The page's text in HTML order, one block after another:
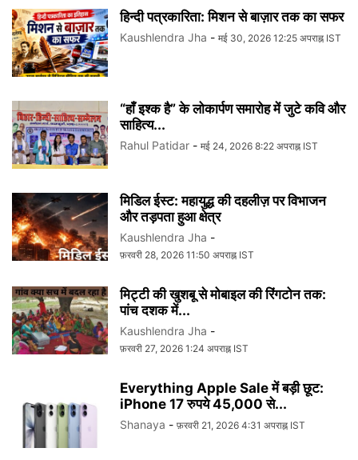
हिन्दी पत्रकारिता: मिशन से बाज़ार तक का सफर
Kaushlendra Jha - मई 30, 2026 12:25 अपराह्न IST
“हाँ इश्क है” के लोकार्पण समारोह में जुटे कवि और
साहित्य...
Rahul Patidar - मई 24, 2026 8:22 अपराह्न IST
मिडिल ईस्ट: महायुद्ध की दहलीज़ पर विभाजन
और तड़पता हुआ क्षेत्र
Kaushlendra Jha -
फ़रवरी 28, 2026 11:50 अपराह्न IST
मिट्टी की खुशबू से मोबाइल की रिंगटोन तक:
पांच दशक में...
Kaushlendra Jha -
फ़रवरी 27, 2026 1:24 अपराह्न IST
Everything Apple Sale में बड़ी छूट:
iPhone 17 रुपये 45,000 से...
Shanaya - फ़रवरी 21, 2026 4:31 अपराह्न IST